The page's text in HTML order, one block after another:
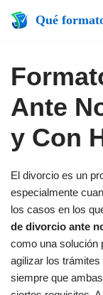
contenido
Qué
Ante
y Con
El divorcio es un
especialmente
los casos en los
de divorcio ante
como una solución
agilizar los
siempre que